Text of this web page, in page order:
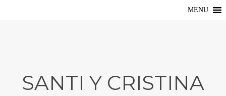
MENU
SANTI Y CRISTINA